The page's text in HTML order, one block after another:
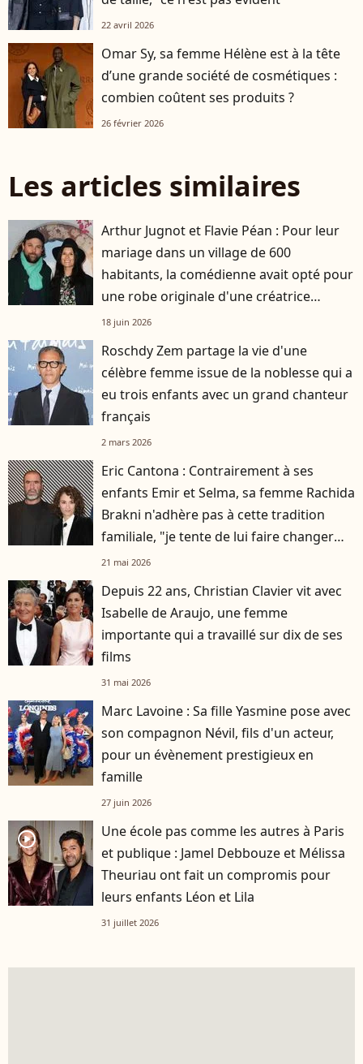
22 avril 2026
Omar Sy, sa femme Hélène est à la tête
d’une grande société de cosmétiques :
combien coûtent ses produits ?
26 février 2026
Les articles similaires
Arthur Jugnot et Flavie Péan : Pour leur
mariage dans un village de 600
habitants, la comédienne avait opté pour
une robe originale d'une créatrice
française
18 juin 2026
Roschdy Zem partage la vie d'une
célèbre femme issue de la noblesse qui a
eu trois enfants avec un grand chanteur
français
2 mars 2026
Eric Cantona : Contrairement à ses
enfants Emir et Selma, sa femme Rachida
Brakni n'adhère pas à cette tradition
familiale, "je tente de lui faire changer
d'avis"
21 mai 2026
Depuis 22 ans, Christian Clavier vit avec
Isabelle de Araujo, une femme
importante qui a travaillé sur dix de ses
films
31 mai 2026
Marc Lavoine : Sa fille Yasmine pose avec
son compagnon Névil, fils d'un acteur,
pour un évènement prestigieux en
famille
27 juin 2026
player2
Une école pas comme les autres à Paris
et publique : Jamel Debbouze et Mélissa
Theuriau ont fait un compromis pour
leurs enfants Léon et Lila
31 juillet 2026